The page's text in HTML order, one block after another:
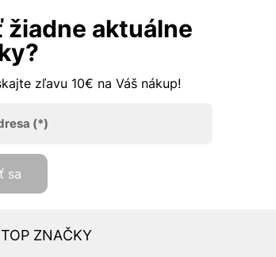
aktuálne
zľavu 10€ na Váš nákup!
(*)
sa
TOP ZNAČKY